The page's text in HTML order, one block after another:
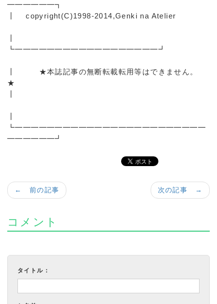
━━━━━━┓
┃ copyright(C)1998-2014,Genki na Atelier
┗━━━━━━━━━━━━━━━━━━┛
┃ ★本誌記事の無断転載転用等はできません。
★
┗━━━━━━━━━━━━━━━━━━━━━━━━
━━━━━━┛
次の記事 →
← 前の記事
コメント
タイトル：